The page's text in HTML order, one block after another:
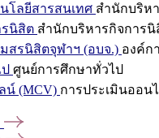
โลยีสารสนเทศ สำนักบริห
นิสิต สำนักบริหารกิจการนิ
สรนิสิตจุฬาฯ (อบจ.) องค์ก
ศูนย์การศึกษาทั่วไป
น์ (MCV) การประเมินออน